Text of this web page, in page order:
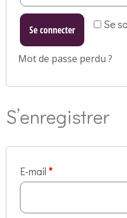
Se
Se connecter
Mot de passe perdu ?
S’enregistrer
E-mail *